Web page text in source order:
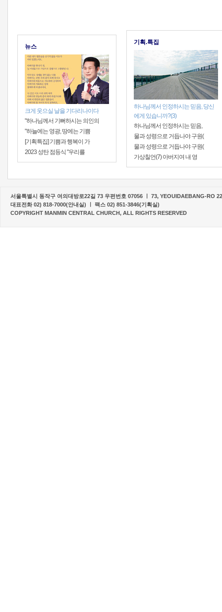
뉴스
크게 웃으실 날을 기다리나이다
"하나님께서 기뻐하시는 의인의
"하늘에는 영광, 땅에는 기쁨
[기획특집] 기쁨과 행복이 가
2023 성탄 점등식 "우리를
기획.특집
하나님께서 인정하시는 믿음, 당신
에게 있습니까?(3)
하나님께서 인정하시는 믿음,
물과 성령으로 거듭나야 구원(
물과 성령으로 거듭나야 구원(
가상칠언(7) 아버지여 내 영
서울특별시 동작구 여의대방로22길 73 우편번호 07056 ㅣ 73, YEOUIDAEBANG-RO
대표전화 02) 818-7000(안내실) ㅣ 팩스 02) 851-3846(기획실)
COPYRIGHT MANMIN CENTRAL CHURCH, ALL RIGHTS RESERVED